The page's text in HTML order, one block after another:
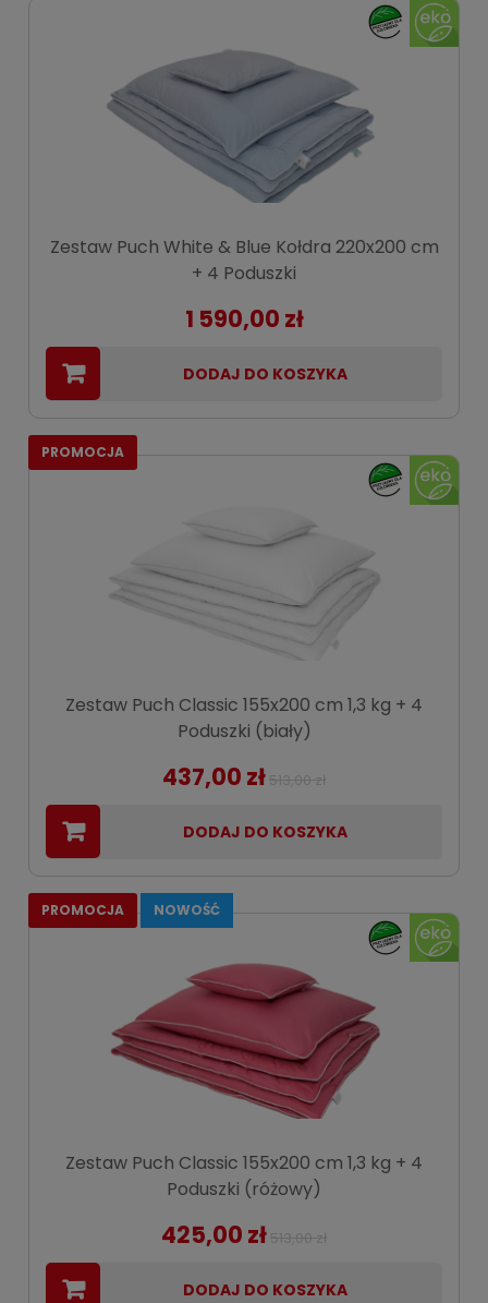
Zestaw Puch White & Blue Kołdra 220x200 cm
+ 4 Poduszki
1 590,00 zł
DODAJ DO KOSZYKA
Zestaw Puch Classic 155x200 cm 1,3 kg + 4
Poduszki (biały)
437,00 zł513,00 zł
DODAJ DO KOSZYKA
PROMOCJA
Zestaw Puch Classic 155x200 cm 1,3 kg + 4
Poduszki (różowy)
425,00 zł513,00 zł
DODAJ DO KOSZYKA
PROMOCJA NOWOŚĆ